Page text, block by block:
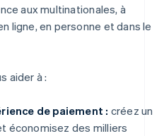
aux multinationales, à
ligne, en personne et dans le
aider à :
de paiement : créez un
économisez des milliers